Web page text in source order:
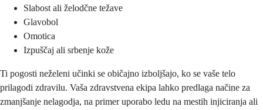
Slabost ali želodčne težave
Glavobol
Omotica
Izpuščaj ali srbenje kože
Ti pogosti neželeni učinki se običajno izboljšajo, ko se vaše telo
prilagodi zdravilu. Vaša zdravstvena ekipa lahko predlaga načine za
zmanjšanje nelagodja, na primer uporabo ledu na mestih injiciranja ali